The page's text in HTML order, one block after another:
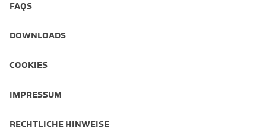
FAQS
DOWNLOADS
COOKIES
IMPRESSUM
RECHTLICHE HINWEISE